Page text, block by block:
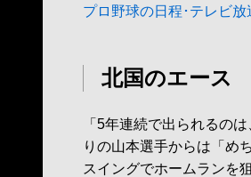
プロ野球の日程･テレビ放
北国のエース
「5年連続で出られるの
りの山本選手からは「め
スイングでホームランを